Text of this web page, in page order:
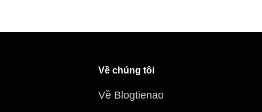
Về chúng tôi
Về Blogtienao